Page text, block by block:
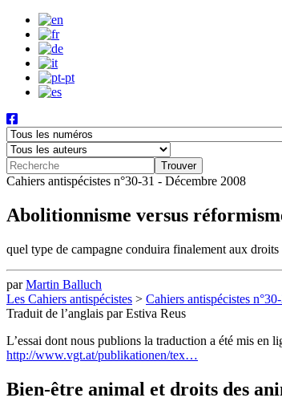
Cahiers antispécistes n°30-31 - Décembre 2008
Abolitionnisme versus
quel type de campagne conduira finalement aux droits
parMartin Balluch
Les Cahiers antispécistes > Cahiers antispécistes n°30-
Traduit de l’anglais par Estiva Reus
L’essai dont nous publions la traduction a été mis en
http://www.vgt.at/publikationen/tex…
Bien-être animal et droits des